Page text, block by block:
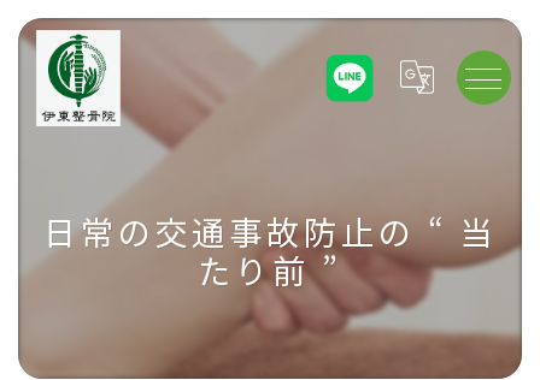
日常の交通事故防止の “ 当
たり前 ”